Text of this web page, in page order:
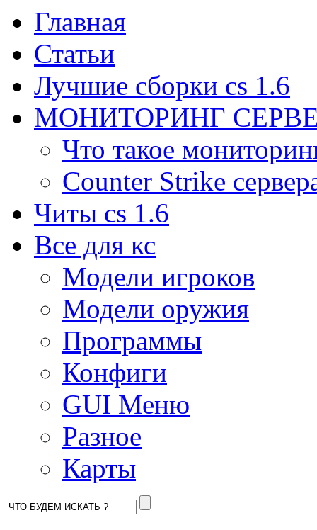
Главная
Статьи
Лучшие сборки cs 1.6
МОНИТОРИНГ
Что такое
Counter Strike
Читы cs 1.6
Все для кс
Модели игроков
Модели оружия
Программы
Конфиги
GUI Меню
Разное
Карты